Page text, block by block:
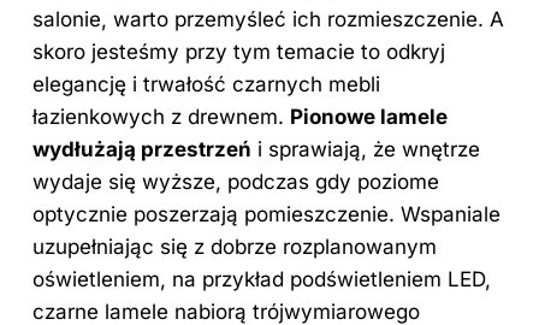
salonie, warto przemyśleć ich rozmieszczenie. A
skoro jesteśmy przy tym temacie to odkryj
elegancję i trwałość czarnych mebli
łazienkowych z drewnem. Pionowe lamele
wydłużają przestrzeń i sprawiają, że wnętrze
wydaje się wyższe, podczas gdy poziome
optycznie poszerzają pomieszczenie. Wspaniale
uzupełniając się z dobrze rozplanowanym
oświetleniem, na przykład podświetleniem LED,
czarne lamele nabiorą trójwymiarowego